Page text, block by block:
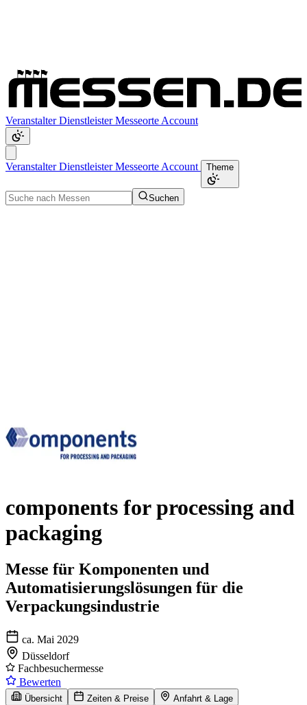
VeranstalterDienstleisterMesseorte Account
VeranstalterDienstleisterMesseorte Account Theme
Suchen
components for processing and
packaging
Messe für Komponenten und
Automatisierungslösungen für die
Verpackungsindustrie
ca. Mai 2029
Düsseldorf
Fachbesuchermesse
Bewerten
Übersicht Zeiten & Preise
Anfahrt & Lage